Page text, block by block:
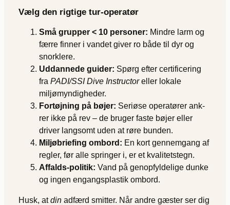
Vælg den rigtige tur-operatør
Små grupper < 10 personer: Mindre larm og
færre finner i vandet giver ro både til dyr og
snorklere.
Uddannede guider: Spørg efter certificering
fra PADI/SSI Dive Instructoreller lokale
miljømyndigheder.
Fortøjning på bøjer: Seriøse operatører ank­
rer ikke på rev – de bruger faste bøjer eller
driver langsomt uden at røre bunden.
Miljøbriefing ombord: En kort gennemgang af
regler, før alle springer i, er et kvalitetstegn.
Affalds-politik: Vand på genopfyldelige dunke
og ingen engangsplastik ombord.
Husk, atdin adfærd smitter. Når andre gæster ser dig